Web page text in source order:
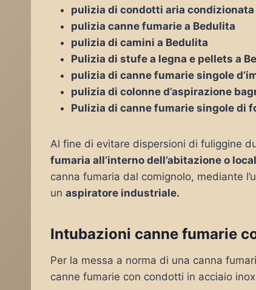
pulizia di condotti aria condizionata
pulizia canne fumarie a Bedulita
pulizia di camini a Bedulita
Pulizia di stufe a legna e pellets a
pulizia di canne fumarie singole
pulizia di colonne d’aspirazione
Pulizia di canne fumarie singole di
Al fine di evitare dispersioni di fuliggine
fumaria all’interno dell’abitazione o
canna fumaria dal comignolo, mediante
un aspiratore industriale.
Intubazioni canne fumarie
Per la messa a norma di una canna
canne fumarie con condotti in acciaio